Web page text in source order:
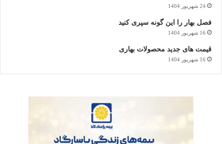
24 شهریور 1404
فصل بهار را این گونه سپری کنید
16 شهریور 1404
قیمت های جدید محصولات بهاری
16 شهریور 1404